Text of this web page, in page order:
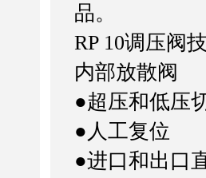
品。
RP 10调压阀
内部放散阀
●超压和低压
●人工复位
●进口和出口